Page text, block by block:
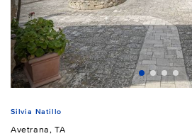
Silvia Natillo
Avetrana, TA